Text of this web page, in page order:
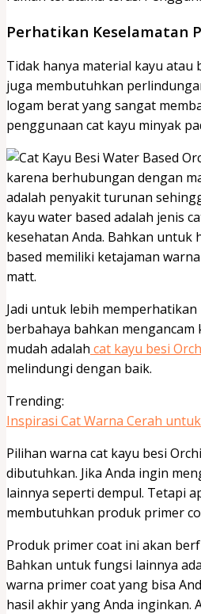
Perhatikan Keselamatan
Tidak hanya material kayu atau
juga membutuhkan
logam berat yang sangat
penggunaan cat kayu minyak
karena berhubungan dengan
adalah penyakit turunan
kayu water based adalah jenis
kesehatan Anda. Bahkan untuk
based memiliki ketajaman
matt.
Jadi untuk lebih
berbahaya bahkan
mudah adalah cat kayu besi
melindungi dengan baik.
Trending:
Inspirasi Cat Warna Cerah
Pilihan warna cat kayu besi
dibutuhkan. Jika Anda ingin
lainnya seperti dempul. Tetapi
membutuhkan produk primer
Produk primer coat ini akan
Bahkan untuk fungsi lainnya
warna primer coat yang bisa
hasil akhir yang Anda inginkan.